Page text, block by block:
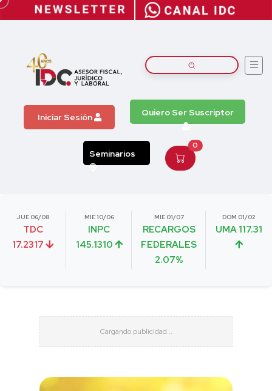
Iniciar Sesión Quiero Ser Suscriptor
Seminarios
0
JUE 06/08
TDC
17.2317
MIE 10/06
INPC
145.1310
MIE 01/07
RECARGOS
FEDERALES
2.07%
DOM 01/02
UMA 117.31